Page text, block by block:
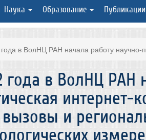
Наука Образование Публикации
в ВолНЦ РАН начала работу научно-
года в ВолНЦ РАН
интернет-
и